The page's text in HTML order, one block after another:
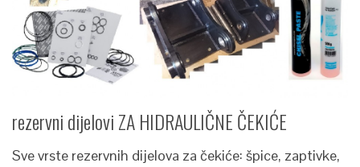
rezervni dijelovi ZA HIDRAULIČNE ČEKIĆE
Sve vrste rezervnih dijelova za čekiće: špice, zaptivke,